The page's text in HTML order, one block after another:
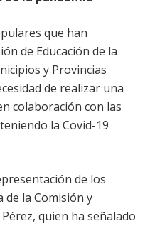
que han
de Educación de la
y Provincias
de realizar una
colaboración con las
la Covid-19
de los
de la Comisión y
quien ha señalado